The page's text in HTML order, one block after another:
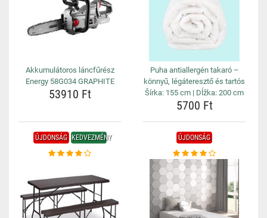
Akkumulátoros láncfűrész
Energy 58G034 GRAPHITE
53910 Ft
Puha antiallergén takaró –
könnyű, légáteresztő és tartós
Šírka: 155 cm | Dĺžka: 200 cm
5700 Ft
ÚJDONSÁG KEDVEZMÉNY ÚJDONSÁG